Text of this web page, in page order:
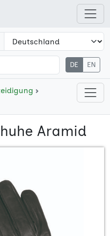
Open shops menu
DE EN
Open
Aramid